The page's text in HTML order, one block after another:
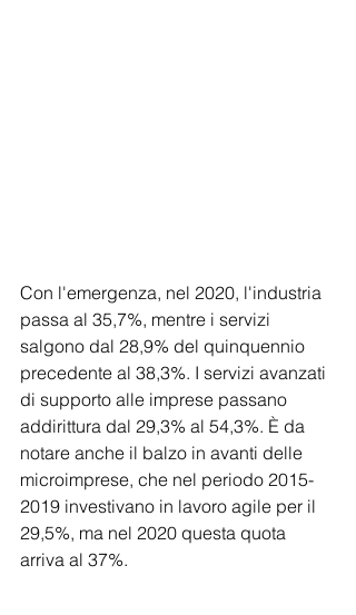
Con l'emergenza, nel 2020, l'industria
passa al 35,7%, mentre i servizi
salgono dal 28,9% del quinquennio
precedente al 38,3%. I servizi avanzati
di supporto alle imprese passano
addirittura dal 29,3% al 54,3%. È da
notare anche il balzo in avanti delle
microimprese, che nel periodo 2015-
2019 investivano in lavoro agile per il
29,5%, ma nel 2020 questa quota
arriva al 37%.